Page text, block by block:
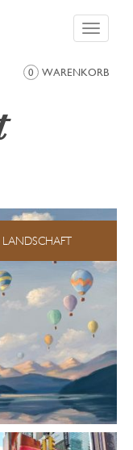
Toggle
0 WARENKORB
LANDSCHAFT